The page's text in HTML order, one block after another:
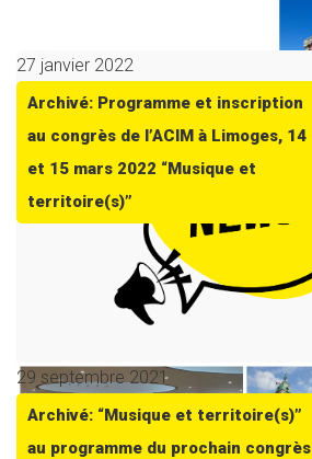
27 janvier 2022
Archivé: Programme et inscription
au congrès de l’ACIM à Limoges, 14
et 15 mars 2022 “Musique et
territoire(s)”
29 septembre 2021
Archivé: “Musique et territoire(s)”
au programme du prochain congrès